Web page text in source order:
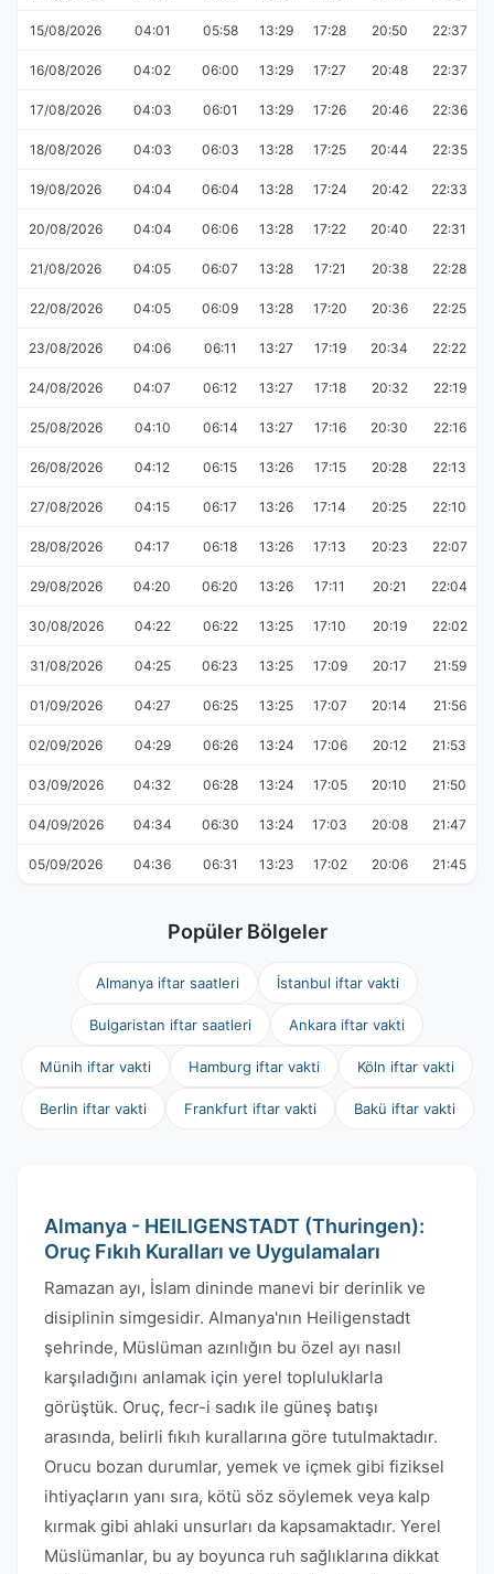
15/08/2026 04:01 05:58 13:29 17:28 20:50 22:37
16/08/2026 04:02 06:00 13:29 17:27 20:48 22:37
17/08/2026 04:03 06:01 13:29 17:26 20:46 22:36
18/08/2026 04:03 06:03 13:28 17:25 20:44 22:35
19/08/2026 04:04 06:04 13:28 17:24 20:42 22:33
20/08/2026 04:04 06:06 13:28 17:22 20:40 22:31
21/08/2026 04:05 06:07 13:28 17:21 20:38 22:28
22/08/2026 04:05 06:09 13:28 17:20 20:36 22:25
23/08/2026 04:06 06:11 13:27 17:19 20:34 22:22
24/08/2026 04:07 06:12 13:27 17:18 20:32 22:19
25/08/2026 04:10 06:14 13:27 17:16 20:30 22:16
26/08/2026 04:12 06:15 13:26 17:15 20:28 22:13
27/08/2026 04:15 06:17 13:26 17:14 20:25 22:10
28/08/2026 04:17 06:18 13:26 17:13 20:23 22:07
29/08/2026 04:20 06:20 13:26 17:11 20:21 22:04
30/08/2026 04:22 06:22 13:25 17:10 20:19 22:02
31/08/2026 04:25 06:23 13:25 17:09 20:17 21:59
01/09/2026 04:27 06:25 13:25 17:07 20:14 21:56
02/09/2026 04:29 06:26 13:24 17:06 20:12 21:53
03/09/2026 04:32 06:28 13:24 17:05 20:10 21:50
04/09/2026 04:34 06:30 13:24 17:03 20:08 21:47
05/09/2026 04:36 06:31 13:23 17:02 20:06 21:45
Popüler Bölgeler
Almanya iftar saatleri İstanbul iftar vakti
Bulgaristan iftar saatleri Ankara iftar vakti
Münih iftar vakti Hamburg iftar vakti Köln iftar vakti
Berlin iftar vakti Frankfurt iftar vakti Bakü iftar vakti
Almanya - HEILIGENSTADT (Thuringen):
Oruç Fıkıh Kuralları ve Uygulamaları
Ramazan ayı, İslam dininde manevi bir derinlik ve
disiplinin simgesidir. Almanya'nın Heiligenstadt
şehrinde, Müslüman azınlığın bu özel ayı nasıl
karşıladığını anlamak için yerel topluluklarla
görüştük. Oruç, fecr-i sadık ile güneş batışı
arasında, belirli fıkıh kurallarına göre tutulmaktadır.
Orucu bozan durumlar, yemek ve içmek gibi fiziksel
ihtiyaçların yanı sıra, kötü söz söylemek veya kalp
kırmak gibi ahlaki unsurları da kapsamaktadır. Yerel
Müslümanlar, bu ay boyunca ruh sağlıklarına dikkat